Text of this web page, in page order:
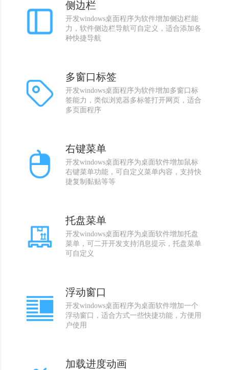
侧边栏
开发windows桌面程序为软件增加侧边栏能
力，软件侧边栏导航可自定义，适合添加各
种快捷导航
多窗口标签
开发windows桌面程序为软件增加多窗口标
签能力，类似浏览器多标签打开网页，适合
多页面程序
右键菜单
开发windows桌面程序为桌面软件增加鼠标
右键菜单功能，可自定义菜单内容，支持快
捷复制黏贴等等
托盘菜单
开发windows桌面程序为桌面软件增加托盘
菜单，可二开开发支持消息提示，托盘菜单
可自定义
浮动窗口
开发windows桌面程序为桌面软件增加一个
浮动窗口，适合方式一些快捷功能，方便用
户使用
加载进度动画